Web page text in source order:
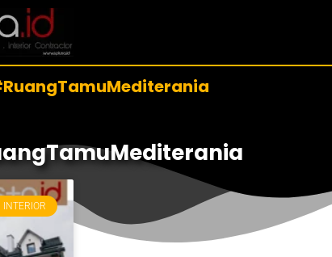
INTERIOR